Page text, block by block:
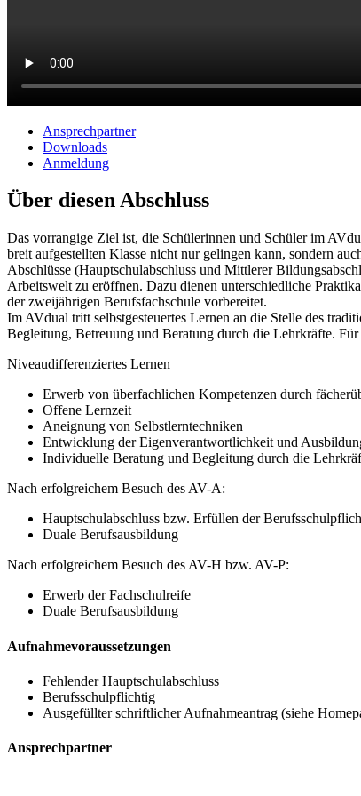
Ansprechpartner
Downloads
Anmeldung
Über diesen Abschluss
Das vorrangige Ziel ist, die Schülerinnen und Schüler im
breit aufgestellten Klasse nicht nur gelingen kann, sondern
Abschlüsse (Hauptschulabschluss und Mittlerer
Arbeitswelt zu eröffnen. Dazu dienen unterschiedliche
der zweijährigen Berufsfachschule vorbereitet.
Im AVdual tritt selbstgesteuertes Lernen an die Stelle des
Begleitung, Betreuung und Beratung durch die Lehrkräfte.
Niveaudifferenziertes Lernen
Erwerb von überfachlichen Kompetenzen durch
Offene Lernzeit
Aneignung von Selbstlerntechniken
Entwicklung der Eigenverantwortlichkeit und
Individuelle Beratung und Begleitung durch die
Nach erfolgreichem Besuch des AV-A:
Hauptschulabschluss bzw. Erfüllen der
Duale Berufsausbildung
Nach erfolgreichem Besuch des AV-H bzw. AV-P:
Erwerb der Fachschulreife
Duale Berufsausbildung
Aufnahmevoraussetzungen
Fehlender Hauptschulabschluss
Berufsschulpflichtig
Ausgefüllter schriftlicher Aufnahmeantrag (siehe
Ansprechpartner